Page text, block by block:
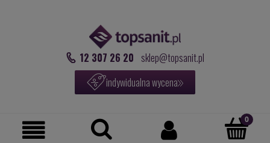
12 307 26 20 sklep@topsanit.pl
indywidualna wycena